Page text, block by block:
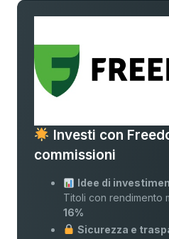
Investi con
commissioni
Idee di
Titoli con rendimento
16%
Sicurezza e